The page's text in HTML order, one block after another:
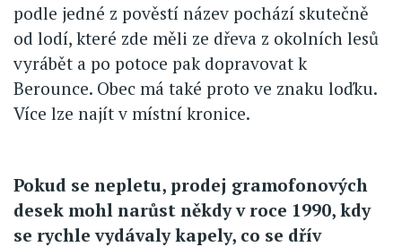
podle jedné z pověstí název pochází skutečně
od lodí, které zde měli ze dřeva z okolních lesů
vyrábět a po potoce pak dopravovat k
Berounce. Obec má také proto ve znaku loďku.
Více lze najít v místní kronice.
Pokud se nepletu, prodej gramofonových
desek mohl narůst někdy v roce 1990, kdy
se rychle vydávaly kapely, co se dřív